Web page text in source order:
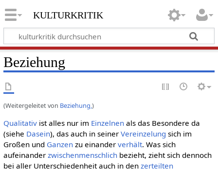
kulturkritik
Beziehung
(Weitergeleitet von Beziehung,)
Qualitativist alles nur im Einzelnenals das Besondere da
(siehe Dasein), das auch in seiner Vereinzelung sich im
Großen und Ganzenzu einander verhält. Was sich
aufeinander zwischenmenschlichbezieht, zieht sich dennoch
bei aller Unterschiedenheit auch in den zerteilten